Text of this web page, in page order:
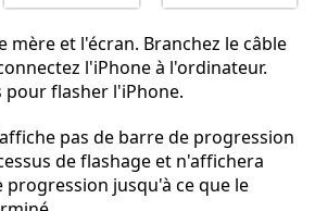
mère et l'écran. Branchez le câble
l'iPhone à l'ordinateur.
pour flasher l'iPhone.
pas de barre de progression
de flashage et n'affichera
progression jusqu'à ce que le